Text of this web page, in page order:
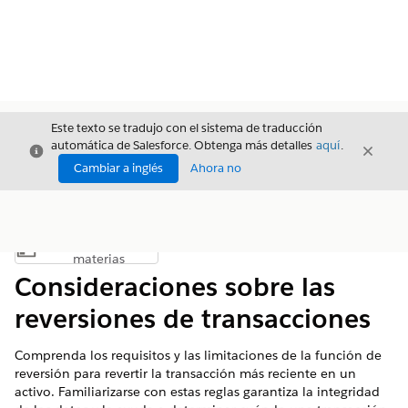
Cerrar
Este texto se tradujo con el sistema de traducción
automática de Salesforce. Obtenga más detalles aquí.
Cambiar a inglés
Ahora no
Cerrar
Mostrar índice de materias
materias
Consideraciones sobre las
reversiones de transacciones
Comprenda los requisitos y las limitaciones de la función de
reversión para revertir la transacción más reciente en un
activo. Familiarizarse con estas reglas garantiza la integridad